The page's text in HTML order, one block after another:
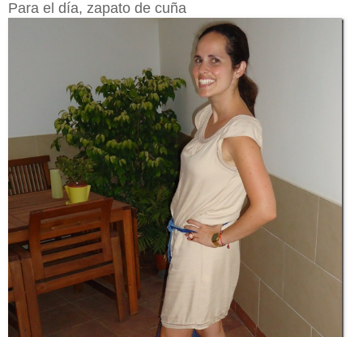
Para el día, zapato de cuña